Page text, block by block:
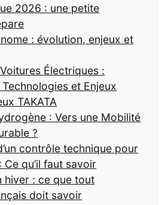
2026 : une petite
: évolution, enjeux et
Électriques :
et Enjeux
TAKATA
: Vers une Mobilité
?
contrôle technique pour
qu’il faut savoir
hiver : ce que tout
doit savoir